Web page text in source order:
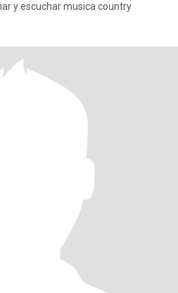
y escuchar musica country